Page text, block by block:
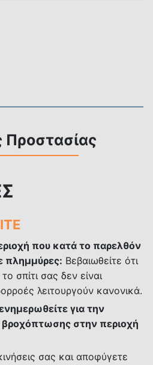
Προστασίας
που κατά το παρελθόν
πλημμύρες: Βεβαιωθείτε ότι
σπίτι σας δεν είναι
λειτουργούν κανονικά.
για την
στην περιοχή
σας και αποφύγετε